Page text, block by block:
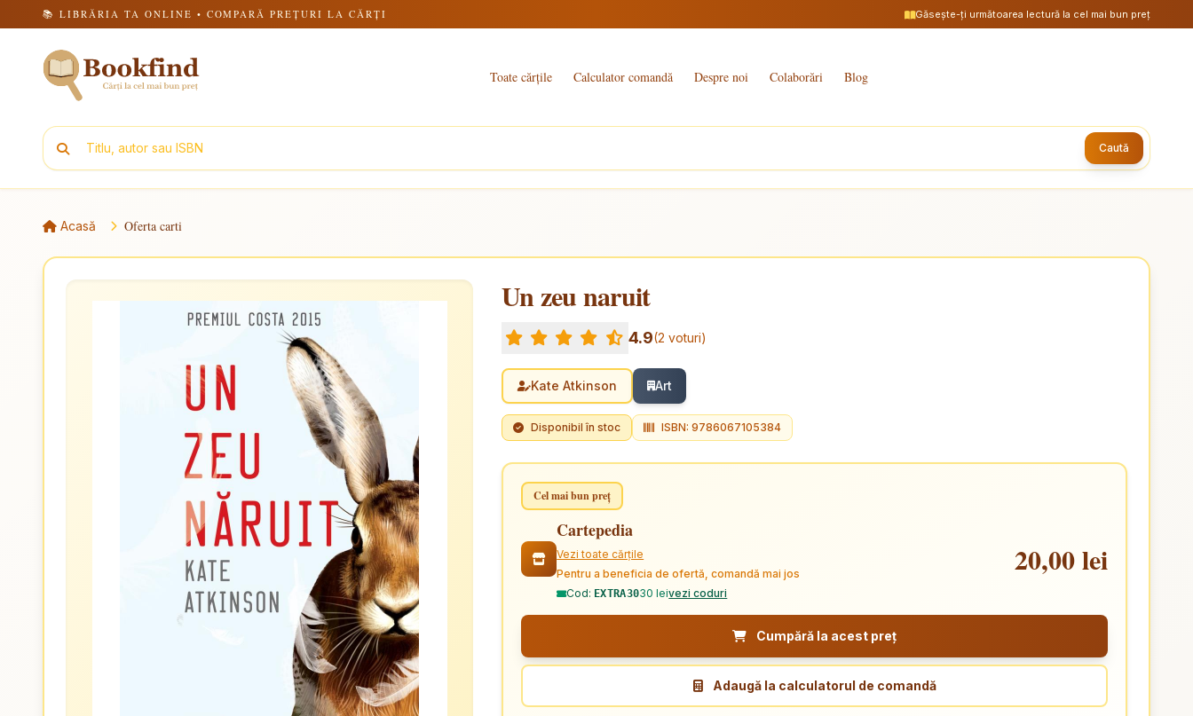
📚 LIBRĂRIA TA ONLINE • COMPARĂ PREȚURI LA CĂRȚI Găsește-ți următoarea lectură la cel mai bun preț
Toate cărțile Calculator comandă Despre noi Colaborări Blog
Caută
Acasă Oferta carti
Un zeu naruit
4.9(2 voturi)
Kate Atkinson Art
Disponibil în stoc ISBN: 9786067105384
Cel mai bun preț
Cartepedia
Vezi toate cărțile
Pentru a beneficia de ofertă, comandă mai jos
Cod: EXTRA3030 leivezi coduri
20,00 lei
Cumpără la acest preț
Adaugă la calculatorul de comandă